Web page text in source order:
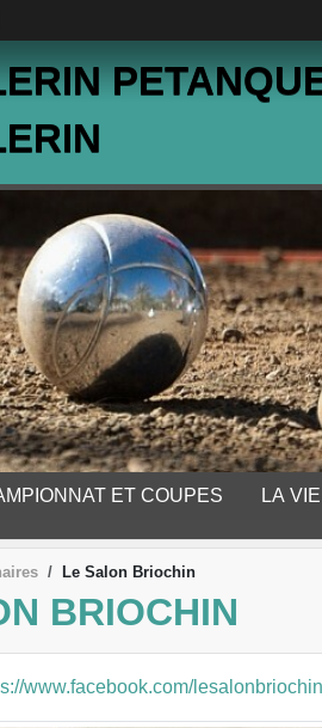
ET COUPES LA
Le Salon Briochin
BRIOCHIN
www.facebook.com/
cookies